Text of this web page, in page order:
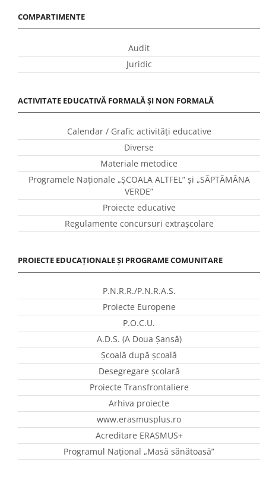
COMPARTIMENTE
Audit
Juridic
ACTIVITATE EDUCATIVĂ FORMALĂ ȘI NON FORMALĂ
Calendar / Grafic activităţi educative
Diverse
Materiale metodice
Programele Naţionale „ŞCOALA ALTFEL” și „SĂPTĂMÂNA
VERDE”
Proiecte educative
Regulamente concursuri extraşcolare
PROIECTE EDUCAȚIONALE ȘI PROGRAME COMUNITARE
P.N.R.R./P.N.R.A.S.
Proiecte Europene
P.O.C.U.
A.D.S. (A Doua Șansă)
Școală după școală
Desegregare școlară
Proiecte Transfrontaliere
Arhiva proiecte
www.erasmusplus.ro
Acreditare ERASMUS+
Programul Național „Masă sănătoasă”